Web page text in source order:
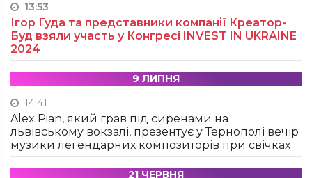
13:53
Ігор Гуда та представники компанії Креатор-
Буд взяли участь у Конгресі INVEST IN UKRAINE
2024
9 ЛИПНЯ
14:41
Alex Pian, який грав під сиренами на
львівському вокзалі, презентує у Тернополі вечір
музики легендарних композиторів при свічках
21 ЧЕРВНЯ